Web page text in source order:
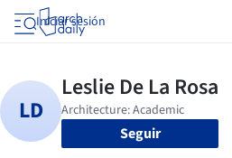
Iniciar sesión
Seguir